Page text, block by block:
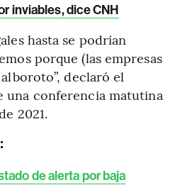
inviables, dice CNH
hasta se podrían
porque (las empresas
declaró el
una conferencia matutina
2021.
de alerta por baja